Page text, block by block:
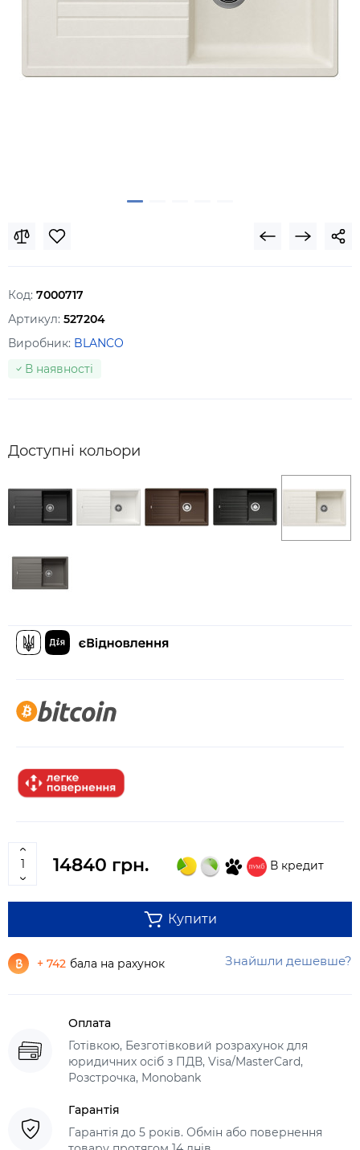
Код: 7000717
Артикул: 527204
Виробник: BLANCO
В наявності
Доступні кольори
14840 грн. В кредит
Купити
+ 742 бала на рахунок Знайшли дешевше?
Оплата
Готівкою, Безготівковий розрахунок для
юридичних осіб з ПДВ, Visa/MasterCard,
Розстрочка, Monobank
Гарантія
Гарантія до 5 років. Обмін або повернення